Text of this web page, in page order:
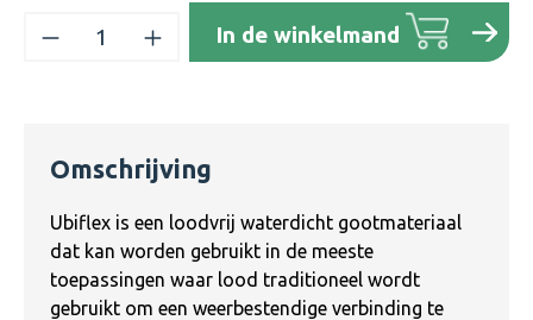
Producthoeveelheid: Voer de
In de winkelmand
Omschrijving
Ubiflex is een loodvrij waterdicht gootmateriaal
dat kan worden gebruikt in de meeste
toepassingen waar lood traditioneel wordt
gebruikt om een ​​weerbestendige verbinding te